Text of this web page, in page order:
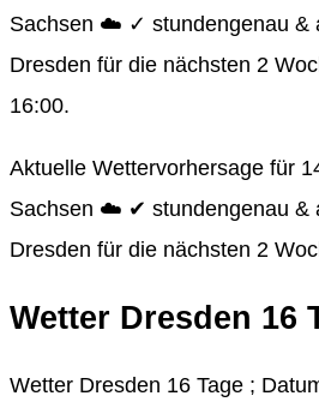
Sachsen ☁️ ✓ stundengenau &
Dresden für die nächsten 2
16:00.
Aktuelle Wettervorhersage für
Sachsen ☁️ ✔ stundengenau &
Dresden für die nächsten 2
Wetter Dresden 16
Wetter Dresden 16 Tage ;